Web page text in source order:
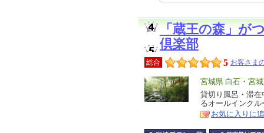
「蔵王の森」が
倶楽部
総合 5 お客さま
エ
リ
ア
宮城県 白石・宮
特
徴
貸切り風呂・滞
るオールインク
お気に入りに